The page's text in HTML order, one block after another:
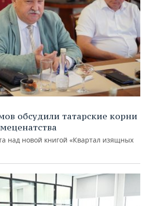
обсудили татарские корни
над новой книгой «Квартал изящных